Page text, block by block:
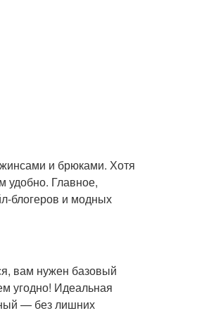
и брюками. Хотя
удобно. Главное,
блогеров и модных
вам нужен базовый
угодно! Идеальная
— без лишних